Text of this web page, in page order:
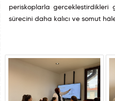
periskoplarla gerçekleştirdikleri
sürecini daha kalıcı ve somut